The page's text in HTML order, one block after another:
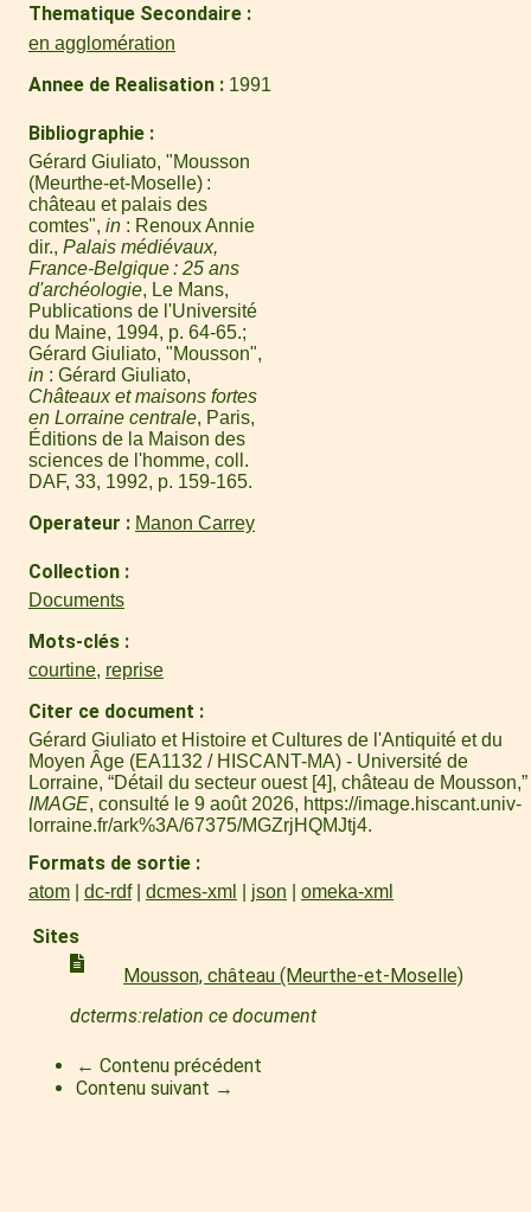
Thematique Secondaire
en agglomération
Annee de Realisation 1991
Bibliographie
Gérard Giuliato, "Mousson
(Meurthe-et-Moselle) :
château et palais des
comtes", in : Renoux Annie
dir., Palais médiévaux,
France-Belgique : 25 ans
d'archéologie, Le Mans,
Publications de l'Université
du Maine, 1994, p. 64-65.
Gérard Giuliato, "Mousson",
in : Gérard Giuliato,
Châteaux et maisons fortes
en Lorraine centrale, Paris,
Éditions de la Maison des
sciences de l'homme, coll.
DAF, 33, 1992, p. 159-165.
Operateur Manon Carrey
Collection
Documents
Mots-clés
courtine, reprise
Citer ce document
Gérard Giuliato et Histoire et Cultures de l'Antiquité et du
Moyen Âge (EA1132 / HISCANT-MA) - Université de
Lorraine, “Détail du secteur ouest [4], château de Mousson,”
IMAGE, consulté le 9 août 2026, https://image.hiscant.univ-
lorraine.fr/ark%3A/67375/MGZrjHQMJtj4.
Formats de sortie
atom dc-rdf dcmes-xml json omeka-xml
Sites
Mousson, château (Meurthe-et-Moselle)
dcterms:relation ce document
← Contenu précédent
Contenu suivant →